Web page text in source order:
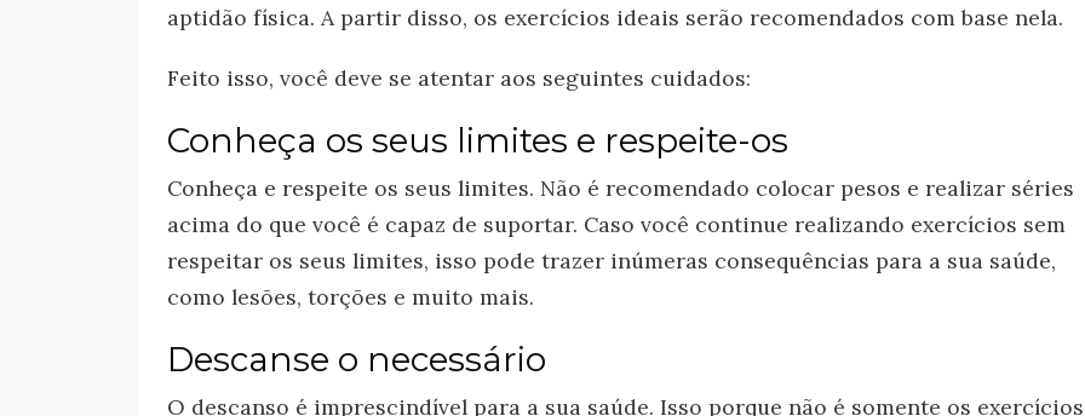
aptidão física. A partir disso, os exercícios ideais serão recomendados com base nela.
Feito isso, você deve se atentar aos seguintes cuidados:
Conheça os seus limites e respeite-os
Conheça e respeite os seus limites. Não é recomendado colocar pesos e realizar séries
acima do que você é capaz de suportar. Caso você continue realizando exercícios sem
respeitar os seus limites, isso pode trazer inúmeras consequências para a sua saúde,
como lesões, torções e muito mais.
Descanse o necessário
O descanso é imprescindível para a sua saúde. Isso porque não é somente os exercícios